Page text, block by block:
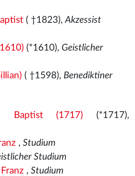
( †1823),Akzessist
(*1610), Geistlicher
( †1598), Benediktiner
Baptist (1717) (*1717),
, Studium
Studium
, Studium